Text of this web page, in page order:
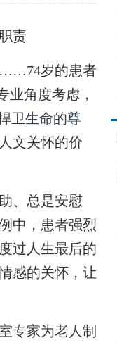
责
岁的患者
业角度考虑，
卫生命的尊
文关怀的价
、总是安慰
中，患者强烈
过人生最后的
感的关怀，让
专家为老人制